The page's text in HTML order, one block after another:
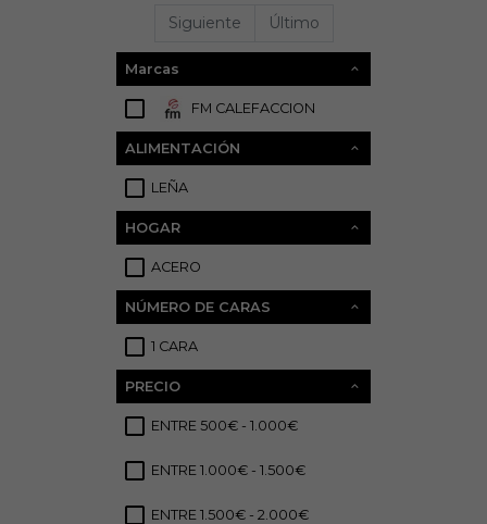
Siguiente Último
Marcas
FM CALEFACCION
ALIMENTACIÓN
LEÑA
HOGAR
ACERO
NÚMERO DE CARAS
1 CARA
PRECIO
ENTRE 500€ - 1.000€
ENTRE 1.000€ - 1.500€
ENTRE 1.500€ - 2.000€